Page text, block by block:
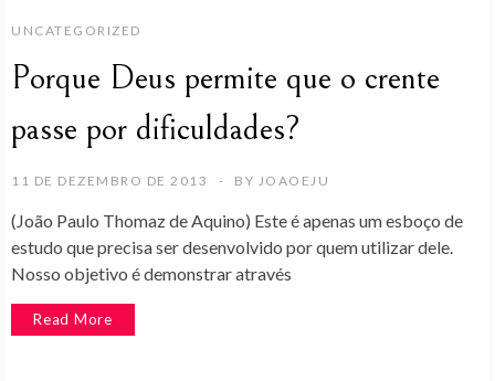
UNCATEGORIZED
Porque Deus permite que o crente
passe por dificuldades?
11 DE DEZEMBRO DE 2013 BY JOAOEJU
(João Paulo Thomaz de Aquino) Este é apenas um esboço de
estudo que precisa ser desenvolvido por quem utilizar dele.
Nosso objetivo é demonstrar através
Read More